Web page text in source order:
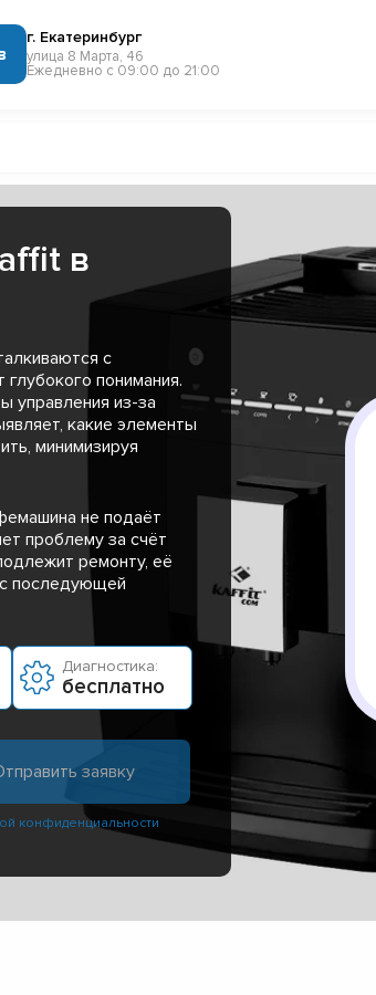
г. Екатеринбург
улица 8 Марта, 46
Ежедневно с 09:00 до 21:00
в
с
понимания.
управления из-за
какие элементы
минимизируя
не подаёт
проблему за счёт
ремонту, её
последующей
Диагностика:
бесплатно
конфиденциальности